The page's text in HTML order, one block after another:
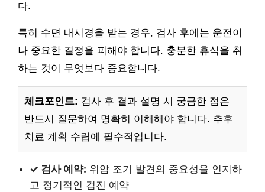
다.
특히 수면 내시경을 받는 경우, 검사 후에는 운전이
나 중요한 결정을 피해야 합니다. 충분한 휴식을 취
하는 것이 무엇보다 중요합니다.
체크포인트: 검사 후 결과 설명 시 궁금한 점은
반드시 질문하여 명확히 이해해야 합니다. 추후
치료 계획 수립에 필수적입니다.
✓ 검사 예약: 위암 조기 발견의 중요성을 인지하
고 정기적인 검진 예약